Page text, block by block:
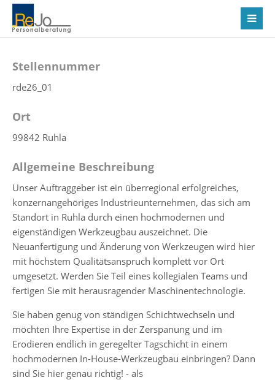
Stellennummer
rde26_01
Ort
99842 Ruhla
Allgemeine Beschreibung
Unser Auftraggeber ist ein überregional erfolgreiches,
konzernangehöriges Industrieunternehmen, das sich am
Standort in Ruhla durch einen hochmodernen und
eigenständigen Werkzeugbau auszeichnet. Die
Neuanfertigung und Änderung von Werkzeugen wird hier
mit höchstem Qualitätsanspruch komplett vor Ort
umgesetzt. Werden Sie Teil eines kollegialen Teams und
fertigen Sie mit herausragender Maschinentechnologie.
Sie haben genug von ständigen Schichtwechseln und
möchten Ihre Expertise in der Zerspanung und im
Erodieren endlich in geregelter Tagschicht in einem
hochmodernen In-House-Werkzeugbau einbringen? Dann
sind Sie hier genau richtig! - als